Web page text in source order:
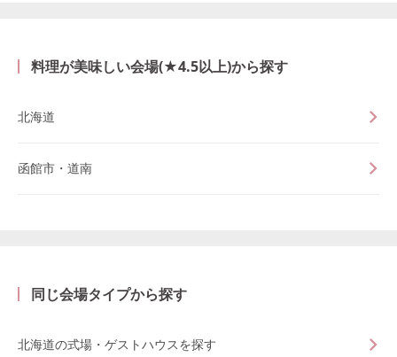
料理が美味しい会場(★4.5以上)から探す
北海道
函館市・道南
同じ会場タイプから探す
北海道の式場・ゲストハウスを探す